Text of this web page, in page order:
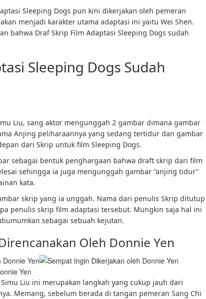
Sleeping Dogs pun kini dikerjakan oleh pemeran
menjadi karakter utama adaptasi ini yaitu Wei Shen.
bahwa Draf Skrip Film Adaptasi Sleeping Dogs sudah
Sleeping Dogs Sudah
Liu, sang aktor mengunggah 2 gambar dimana gambar
Anjing peliharaannya yang sedang tertidur dan gambar
dari Skrip untuk film Sleeping Dogs.
sebagai bentuk penghargaan bahwa draft skrip dari film
sehingga ia juga mengunggah gambar “anjing tidur”
kata.
skrip yang ia unggah. Nama dari penulis Skrip ditutup
penulis skrip film adaptasi tersebut. Mungkin saja hal ini
sebagai sebuah kejutan.
Oleh Donnie Yen
Yen
Liu ini merupakan langkah yang cukup jauh dari
Memang, sebelum berada di tangan pemeran Sang Chi